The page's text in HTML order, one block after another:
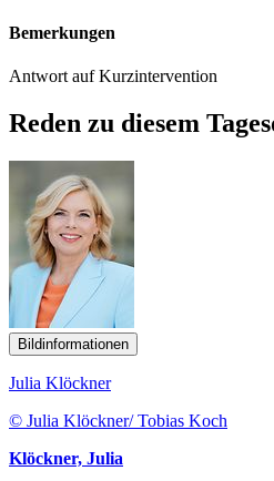
Bemerkungen
Antwort auf Kurzintervention
Reden zu diesem
Bildinformationen
Julia Klöckner
© Julia Klöckner/ Tobias Koch
Klöckner, Julia